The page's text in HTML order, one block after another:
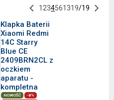
1 234561319/19
Klapka Baterii
Xiaomi Redmi
14C Starry
Blue CE
2409BRN2CL z
oczkiem
aparatu -
kompletna
NOWOŚĆ
-8%